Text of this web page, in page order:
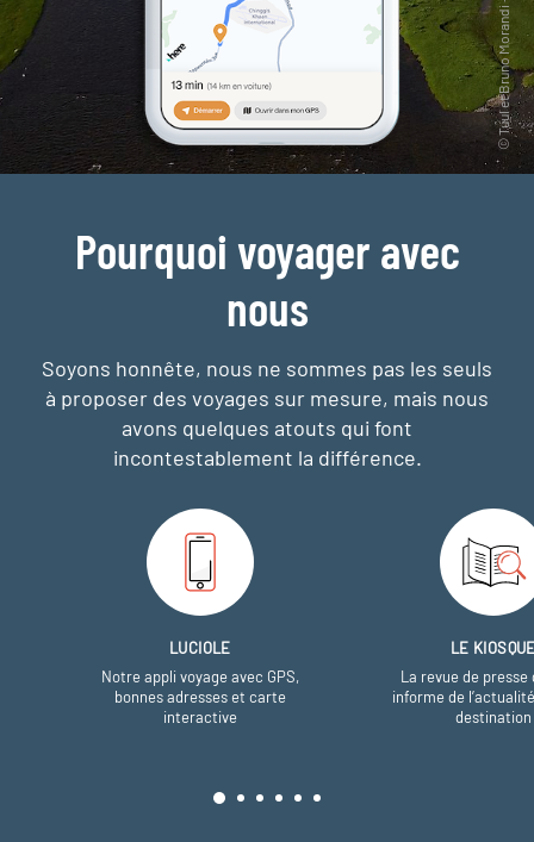
Pourquoi voyager avec
nous
Soyons honnête, nous ne sommes pas les seuls
à proposer des voyages sur mesure, mais nous
avons quelques atouts qui font
incontestablement la différence.
LUCIOLE
Notre appli voyage avec GPS,
bonnes adresses et carte
interactive
LE
La revue de presse
informe de
destination